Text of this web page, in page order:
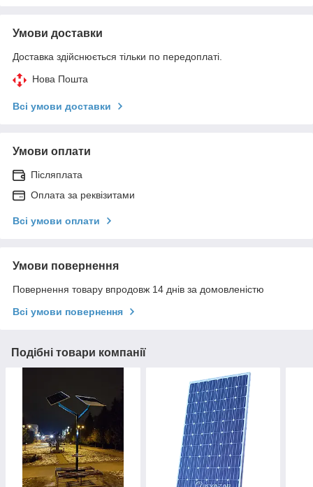
Умови доставки
Доставка здійснюється тільки по передоплаті.
Нова Пошта
Всі умови доставки
Умови оплати
Післяплата
Оплата за реквізитами
Всі умови оплати
Умови повернення
Повернення товару впродовж 14 днів за домовленістю
Всі умови повернення
Подібні товари компанії